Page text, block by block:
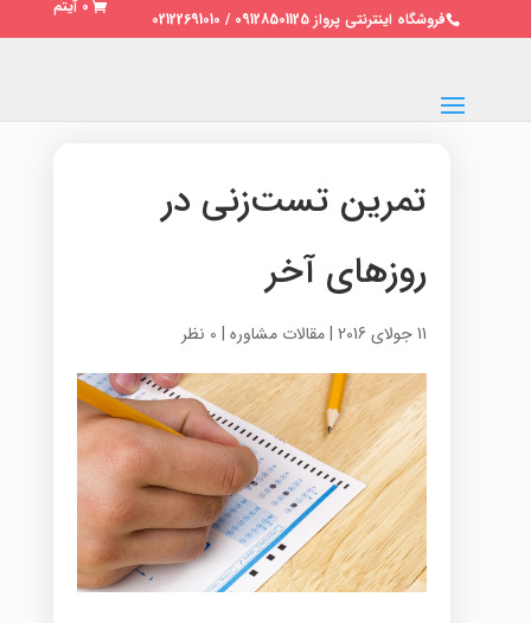
فروشگاه اینترنتی پرواز 09128501125 / 02122691010
0 آیتم
تمرین تست‌زنی در
روزهای آخر
11 جولای 2016 |مقالات مشاوره| 0 نظر